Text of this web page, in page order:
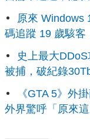
原來 Windows
碼追蹤 19 歲駭客
史上最大
被捕，破紀錄
《GTA 5》外
外界驚呼「原來